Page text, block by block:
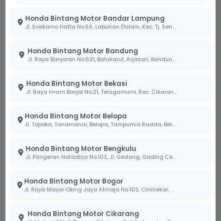
Honda Bintang Motor Bandar Lampung
Jl. Soekarno Hatta No.5A, Labuhan Dalam, Kec. Tj. Senang, Kota Bandar Lampung, Lampung 35141
Honda Bintang Motor Bandung
Jl. Raya Banjaran No.631, Batukarut, Arjasari, Bandung, Jawa Barat 40379
Honda Bintang Motor Bekasi
Jl. Raya Imam Bonjol No.21, Telagamurni, Kec. Cikarang Barat, Bekasi Jawa Barat 17530.
Honda Bintang Motor Belopa
Jl. Topoka, Tanamanai, Belopa, Tampumia Radda, Belopa, Kabupaten Luwu, Sulawesi Selatan 91994
Honda Bintang Motor Bengkulu
Jl. Pangeran Natadirja No.103, Jl. Gedang, Gading Cemp., Kota Bengkulu, Bengkulu 38226
Honda Bintang Motor Bogor
Jl. Raya Mayor Oking Jaya Atmaja No.102, Cirimekar, Kec. Cibinong, Kabupaten Bogor, Jawa Barat 16918
Honda Bintang Motor Cikarang
motor secara keseluruhan.
Gunakan Isyarat yang Jelas:
Selalu nyalakan
lampu sein jauh sebelum berbelok atau
berpindah jalur. Komunikasi yang jelas antar
kecelakaan.
seperti klakson yang berlebihan atau
memotong jalan secara tiba-tiba. Berkendara
terhadap lingkungan sekitar.
Bersama
yang dikendarai dengan etika yang benar akan